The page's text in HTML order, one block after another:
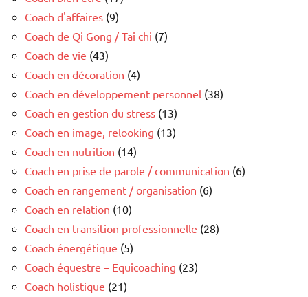
Coach d'affaires (9)
Coach de Qi Gong / Tai chi (7)
Coach de vie (43)
Coach en décoration (4)
Coach en développement personnel (38)
Coach en gestion du stress (13)
Coach en image, relooking (13)
Coach en nutrition (14)
Coach en prise de parole / communication (6)
Coach en rangement / organisation (6)
Coach en relation (10)
Coach en transition professionnelle (28)
Coach énergétique (5)
Coach équestre – Equicoaching (23)
Coach holistique (21)